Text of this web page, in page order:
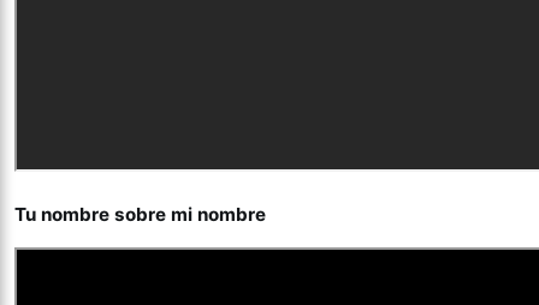
Tu nombre sobre mi nombre